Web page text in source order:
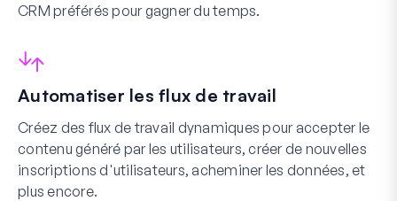
CRM préférés pour gagner du temps.
Automatiser les flux de travail
Créez des flux de travail dynamiques pour accepter le
contenu généré par les utilisateurs, créer de nouvelles
inscriptions d'utilisateurs, acheminer les données, et
plus encore.